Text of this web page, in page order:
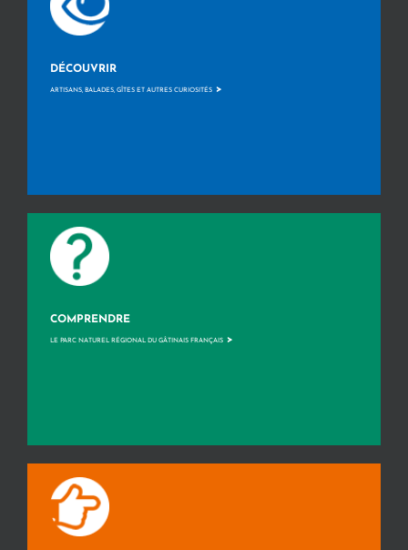
DÉCOUVRIR
ARTISANS, BALADES, GÎTES ET AUTRES CURIOSITÉS >
COMPRENDRE
LE PARC NATUREL RÉGIONAL DU GÂTINAIS FRANÇAIS >